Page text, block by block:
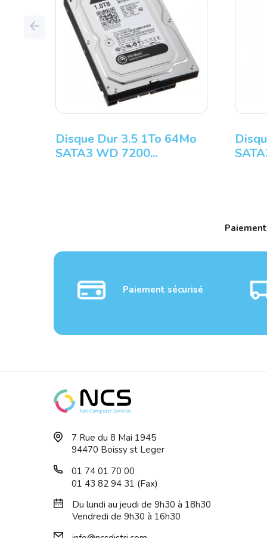
Disque Dur 3.5 1To 64Mo
SATA3 WD 7200...
Disque Dur 3.5 2To 64Mo
SATA3 WD 5400...
Previous
Paiement sécurisé
7 Rue du 8 Mai 1945
94470 Boissy st Leger
01 74 01 70 00
01 43 82 94 31 (Fax)
Du lundi au jeudi de 9h30 à 18h30
Vendredi de 9h30 à 16h30